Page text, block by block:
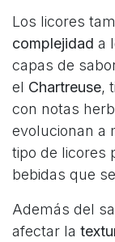
Los licores
complejidad a
capas de
el Chartreuse,
con notas
evolucionan a
tipo de licores
bebidas que
Además del
afectar la